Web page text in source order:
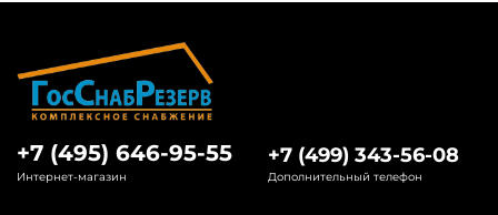
+7 (495) 646-95-55
Интернет-магазин
+7 (499) 343-56-08
Дополнительный телефон